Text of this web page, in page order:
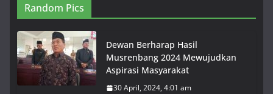
Random Pics
Dewan Berharap Hasil
Musrenbang 2024 Mewujudkan
Aspirasi Masyarakat
30 April, 2024, 4:01 am